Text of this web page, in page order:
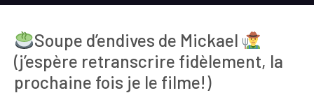
Soupe d’endives de Mickael
(j’espère retranscrire fidèlement, la
prochaine fois je le filme!)